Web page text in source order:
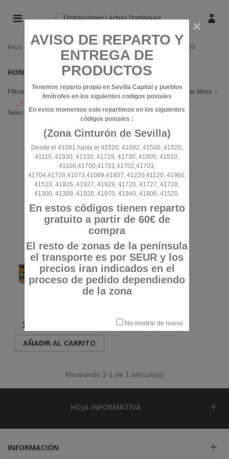
Inicio HONGOS
HONGOS
Filtrar por Alternar filtros
Seleccionar
12,38 €
AÑADIR AL CARRITO
Mostrando 1-1 de 1 artículo(s)
HOJA INFORMATIVA
INFORMACIÓN
×
AVISO DE REPARTO Y
ENTREGA DE
PRODUCTOS
Tenemos reparto propio en Sevilla Capital y pueblos
limítrofes en los siguientes codigos postales
En estos momentos solo repartimos en los siguientes
códigos postales :
(Zona Cinturón de Sevilla)
Desde el 41001 hasta el 41020, 41092, 41500, 41520,
41110, 41930, 41310, 41729, 41730, 41900, 41910,
41100,41700,41701,41702,41703,
41704,41728,41073,41089,41807, 41220,41120, 41960,
41510, 41926, 41927, 41929, 41720, 41727, 41728,
41300, 41309, 41920, 41970, 41940, 41806, 41520.
En estos códigos tienen reparto
gratuito a partir de 60€ de
compra
El resto de zonas de la península
el transporte es por SEUR y los
precios iran indicados en el
proceso de pedido dependiendo
de la zona
No mostrar de nuevo